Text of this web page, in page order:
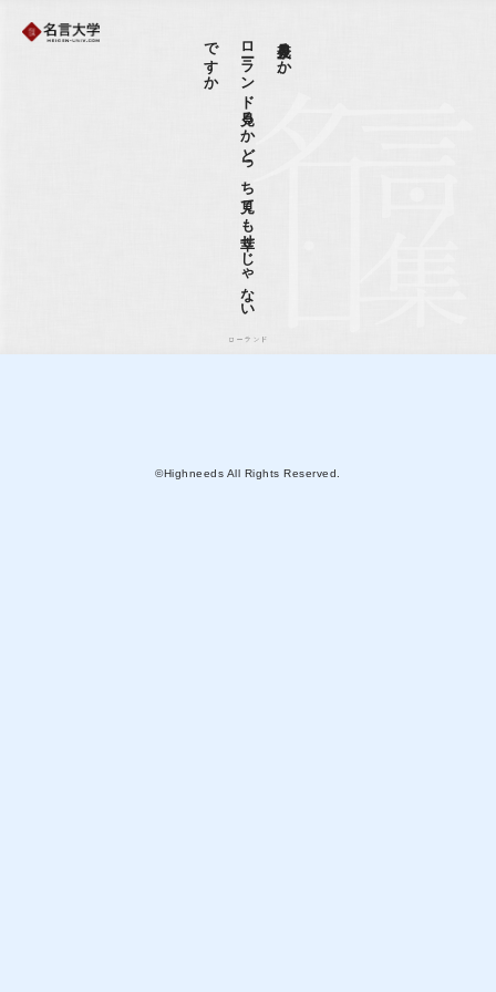
夜景見るか、
ロ
ーラ
ン
ド
見る
か
ど
っ
ち
見て
も
幸せ
じ
ゃ
な
い
で
す
か
ローランド
©Highneeds All Rights Reserved.